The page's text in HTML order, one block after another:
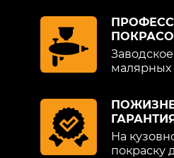
малярных
На
покраску